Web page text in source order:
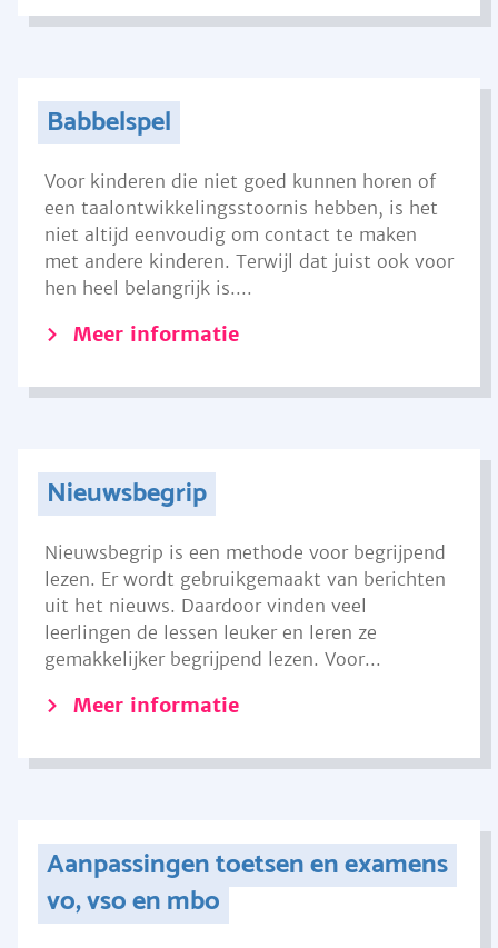
Babbelspel
Voor kinderen die niet goed kunnen horen of
een taalontwikkelingsstoornis hebben, is het
niet altijd eenvoudig om contact te maken
met andere kinderen. Terwijl dat juist ook voor
hen heel belangrijk is....
Meer informatie
Nieuwsbegrip
Nieuwsbegrip is een methode voor begrijpend
lezen. Er wordt gebruikgemaakt van berichten
uit het nieuws. Daardoor vinden veel
leerlingen de lessen leuker en leren ze
gemakkelijker begrijpend lezen. Voor...
Meer informatie
Aanpassingen toetsen en examens
vo, vso en mbo